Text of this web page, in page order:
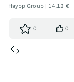
Haypp Group | 14,12 €
0 0